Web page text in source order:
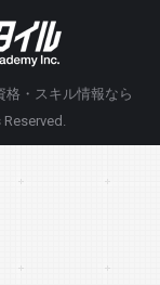
格・スキル情報なら